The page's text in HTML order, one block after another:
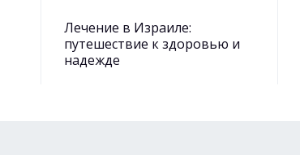
Лечение в Израиле:
путешествие к здоровью и
надежде